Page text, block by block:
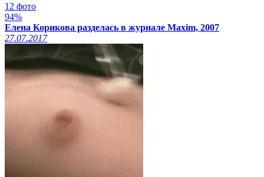
12 фото
94%
Елена Корикова разделась в журнале Maxim, 2007
27.07.2017